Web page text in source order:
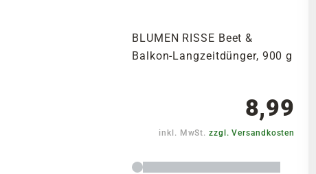
BLUMEN RISSE Beet &
Balkon-Langzeitdünger, 900 g
8,99
inkl. MwSt.zzgl. Versandkosten